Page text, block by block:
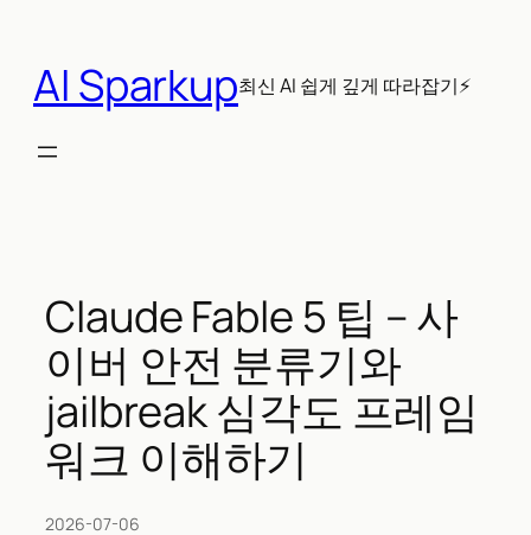
AI Sparkup최신 AI 쉽게 깊게 따라잡기⚡
Claude Fable 5 팁 – 사
이버 안전 분류기와
jailbreak 심각도 프레임
워크 이해하기
2026-07-06